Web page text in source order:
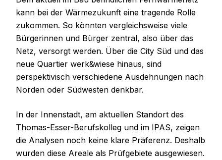
kann bei der Wärmezukunft eine tragende Rolle
zukommen. So könnten vergleichsweise viele
Bürgerinnen und Bürger zentral, also über das
Netz, versorgt werden. Über die City Süd und das
neue Quartier werk&wiese hinaus, sind
perspektivisch verschiedene Ausdehnungen nach
Norden oder Südwesten denkbar.
In der Innenstadt, am aktuellen Standort des
Thomas-Esser-Berufskolleg und im IPAS, zeigen
die Analysen noch keine klare Präferenz. Deshalb
wurden diese Areale als Prüfgebiete ausgewiesen.